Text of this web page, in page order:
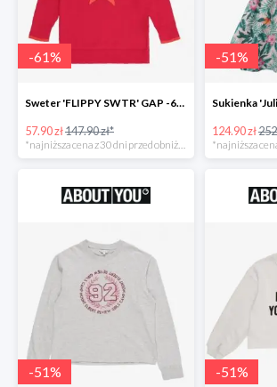
-61%
Sweter 'FLIPPY SWTR' GAP -61%
57.90 zł147.90 zł*
-51%
124.90 zł
-51% -51%